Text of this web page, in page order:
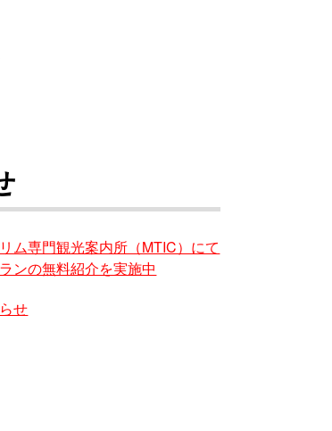
ム専門観光案内所（MTIC）にて
ンの無料紹介を実施中
せ